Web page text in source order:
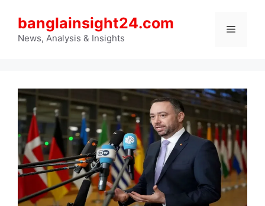
content
banglainsight24.com
News, Analysis & Insights
Menu